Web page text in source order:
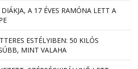
A 17 ÉVES RAMÓNA LETT A
ESTÉLYIBEN: 50 KILÓS
MINT VALAHA